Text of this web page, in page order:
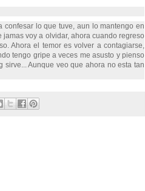
lo que tuve, aun lo mantengo en
voy a olvidar, ahora cuando regreso
Ahora el temor es volver a contagiarse,
tengo gripe a veces me asusto y pienso
Aunque veo que ahora no esta tan